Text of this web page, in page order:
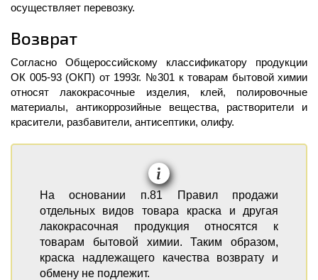
осуществляет перевозку.
Возврат
Согласно Общероссийскому классификатору продукции
ОК 005-93 (ОКП) от 1993г. №301 к товарам бытовой химии
относят лакокрасочные изделия, клей, полировочные
материалы, антикоррозийные вещества, растворители и
красители, разбавители, антисептики, олифу.
На основании п.81 Правил продажи
отдельных видов товара краска и другая
лакокрасочная продукция относятся к
товарам бытовой химии. Таким образом,
краска надлежащего качества возврату и
обмену не подлежит.